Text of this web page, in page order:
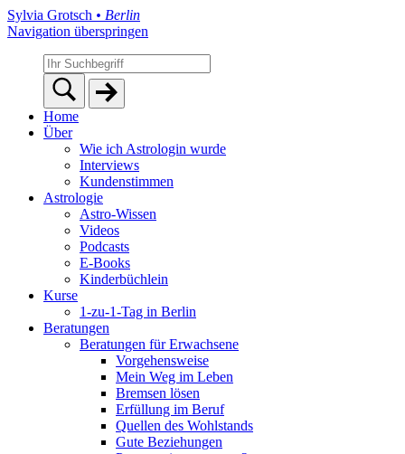
Sylvia Grotsch • Berlin
Navigation überspringen
Home
Über
Wie ich Astrologin wurde
Interviews
Kundenstimmen
Astrologie
Astro-Wissen
Videos
Podcasts
E-Books
Kinderbüchlein
Kurse
1-zu-1-Tag in Berlin
Beratungen
Beratungen für Erwachsene
Vorgehensweise
Mein Weg im Leben
Bremsen lösen
Erfüllung im Beruf
Quellen des Wohlstands
Gute Beziehungen